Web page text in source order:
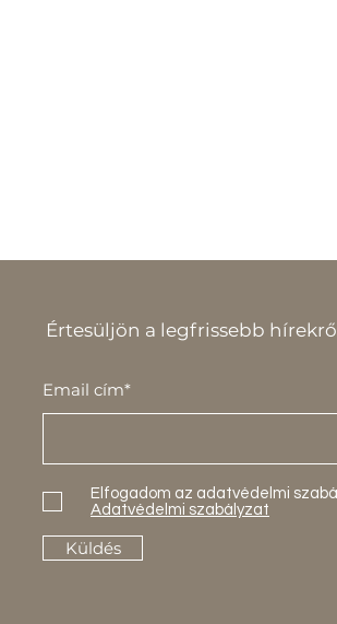
Értesüljön a legfrissebb
Email cím*
Elfogadom az adatvédelmi
Adatvédelmi szabályzat
Küldés